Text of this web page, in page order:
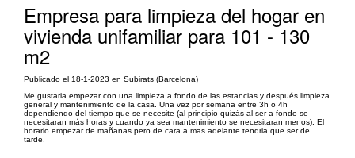
Empresa para limpieza del hogar en
vivienda unifamiliar para 101 - 130
m2
Publicado el 18-1-2023 en Subirats (Barcelona)
Me gustaria empezar con una limpieza a fondo de las estancias y después limpieza
general y mantenimiento de la casa. Una vez por semana entre 3h o 4h
dependiendo del tiempo que se necesite (al principio quizás al ser a fondo se
necesitaran más horas y cuando ya sea mantenimiento se necesitaran menos). El
horario empezar de mañanas pero de cara a mas adelante tendria que ser de
tarde.